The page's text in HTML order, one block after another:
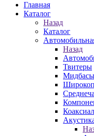
Главная
Каталог
Назад
Каталог
Назад
Твитеры
Мидбасы